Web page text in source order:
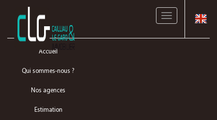
Toggle
Accueil
Qui sommes-nous ?
Nos agences
Estimation